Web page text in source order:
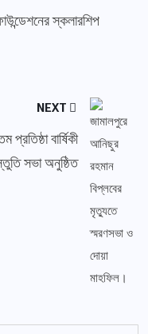
স্কলারশিপ
NEXT
বার্ষিকী
সভা অনুষ্ঠিত